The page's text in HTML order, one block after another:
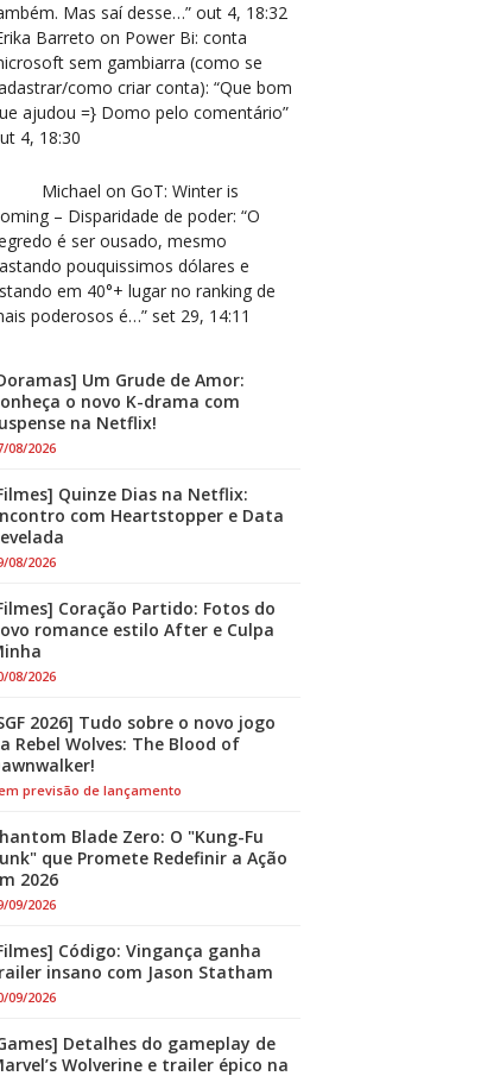
Mas saí desse…” out 4, 18:32
Barreto on Power Bi: conta
sem gambiarra (como se
como criar conta): “Que bom
ajudou =} Domo pelo comentário”
4, 18:30
Michael on GoT: Winter is
– Disparidade de poder: “O
é ser ousado, mesmo
pouquissimos dólares e
em 40°+ lugar no ranking de
poderosos é…” set 29, 14:11
Um Grude de Amor:
o novo K-drama com
na Netflix!
08/2026
Quinze Dias na Netflix:
com Heartstopper e Data
08/2026
Coração Partido: Fotos do
romance estilo After e Culpa
08/2026
2026] Tudo sobre o novo jogo
Rebel Wolves: The Blood of
previsão de lançamento
Blade Zero: O "Kung-Fu
que Promete Redefinir a Ação
2026
09/2026
Código: Vingança ganha
insano com Jason Statham
09/2026
Detalhes do gameplay de
Wolverine e trailer épico na